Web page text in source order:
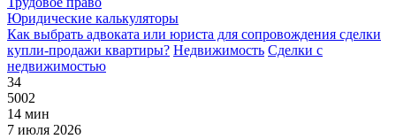
Юридические калькуляторы
Как выбрать адвоката или юриста для сопровождения сделки
купли-продажи квартиры? Недвижимость Сделки с
недвижимостью
34
5002
14 мин
7 июля 2026